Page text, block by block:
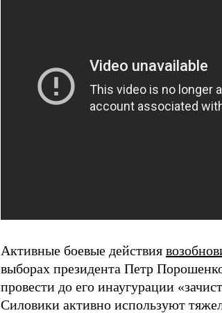
Активные боевые действия
выборах президента Петр
провести до его инаугурации
Силовики активно используют